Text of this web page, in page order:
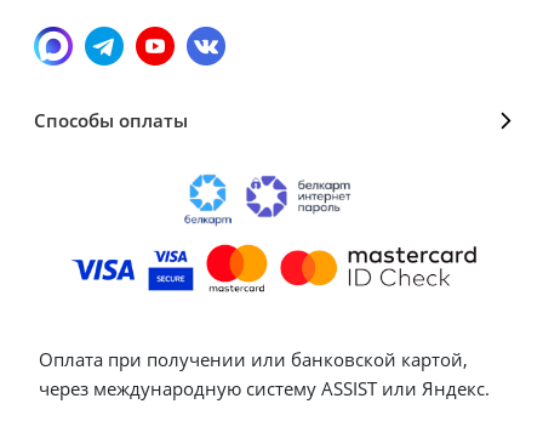
Способы оплаты
Оплата при получении или банковской картой,
через международную систему ASSIST или Яндекс.